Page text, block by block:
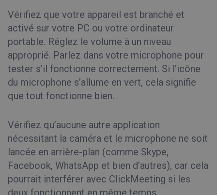
Vérifiez que votre appareil est branché et
activé sur votre PC ou votre ordinateur
portable. Réglez le volume à un niveau
approprié. Parlez dans votre microphone pour
tester s’il fonctionne correctement. Si l’icône
du microphone s’allume en vert, cela signifie
que tout fonctionne bien.
Vérifiez qu’aucune autre application
nécessitant la caméra et le microphone ne soit
lancée en arrière-plan (comme Skype,
Facebook, WhatsApp et bien d’autres), car cela
pourrait interférer avec ClickMeeting si les
deux fonctionnent en même temps.